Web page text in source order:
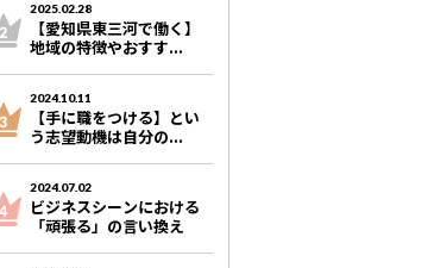
2025.02.28
【愛知県東三河で働く】
地域の特徴やおすす...
2024.10.11
【手に職をつける】とい
う志望動機は自分の...
2024.07.02
ビジネスシーンにおける
「頑張る」の言い換え